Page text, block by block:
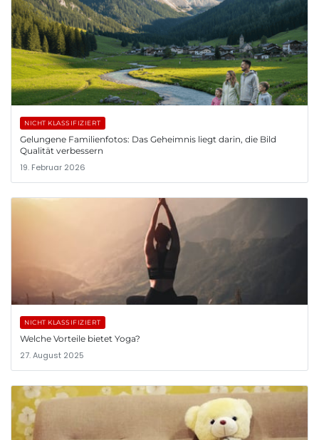
NICHT KLASSIFIZIERT
Gelungene Familienfotos: Das Geheimnis liegt darin, die Bild
Qualität verbessern
19. Februar 2026
NICHT KLASSIFIZIERT
Welche Vorteile bietet Yoga?
27. August 2025